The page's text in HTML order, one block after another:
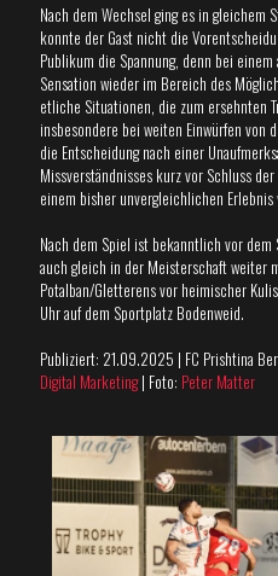
Nach dem Wechsel ging es in gleichem
konnte der Gast nicht die
Publikum die Spannung, denn bei
Sensation wieder im Bereich des
etliche Situationen, die zum ersehnten
insbesondere bei weiten Einwürfen von
die Entscheidung nach einer
Missverständnisses kurz vor Schluss
einem bisher unvergleichlichen Erlebnis
Nach dem Spiel ist bekanntlich vor dem
auch gleich in der Meisterschaft weiter
Potalban/Gletterens vor heimischer
Uhr auf dem Sportplatz Bodenweid.
Publiziert: 21.09.2025 | FC Prishtina
Digital Marketing| Foto: Peter Matter